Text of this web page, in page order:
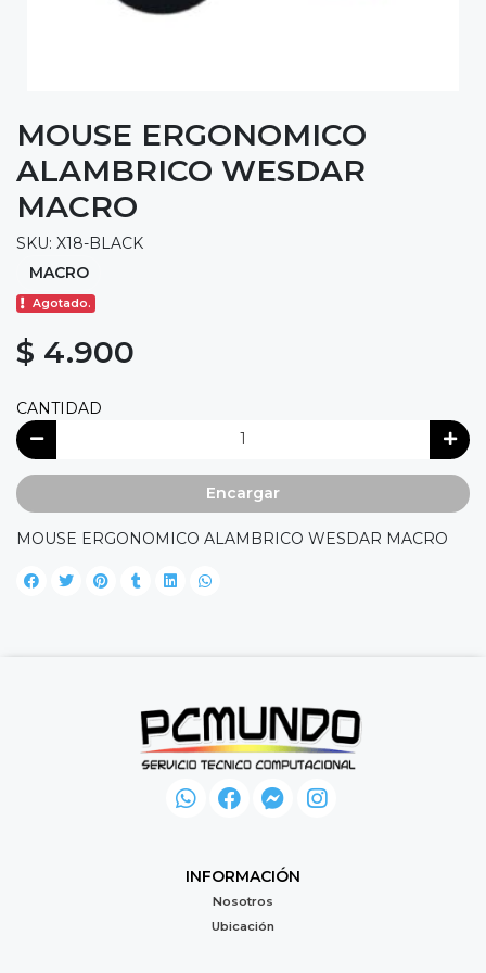
MOUSE ERGONOMICO
ALAMBRICO WESDAR
MACRO
SKU: X18-BLACK
MACRO
Agotado.
$ 4.900
CANTIDAD
Encargar
MOUSE ERGONOMICO ALAMBRICO WESDAR MACRO
INFORMACIÓN
Nosotros
Ubicación